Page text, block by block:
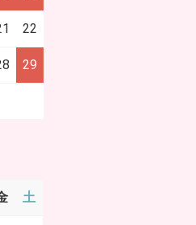
22
29
土